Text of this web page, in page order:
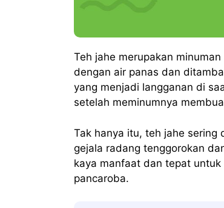
Teh jahe merupakan
dengan air panas dan
yang menjadi langganan di
setelah meminumnya
Tak hanya itu, teh jahe
gejala radang tenggorokan
kaya manfaat dan tepat
pancaroba.